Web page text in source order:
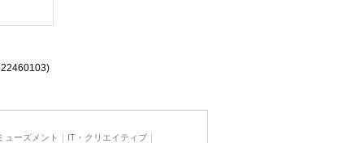
ューズメント IT・クリエイティブ